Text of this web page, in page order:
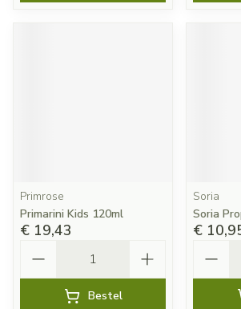
Primrose
Primarini Kids 120ml
€ 19,43
Bestel
Soria
Soria
€